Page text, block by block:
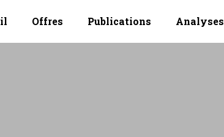
Offres Publications Analyses